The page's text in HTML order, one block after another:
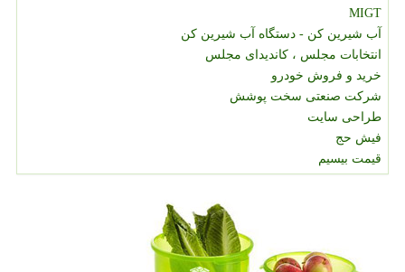
MIGT
آب شیرین کن - دستگاه آب شیرین کن
انتخابات مجلس ، کاندیدای مجلس
خرید و فروش خودرو
شرکت صنعتی سخت پوشش
طراحی سایت
فیش حج
قیمت بیسیم